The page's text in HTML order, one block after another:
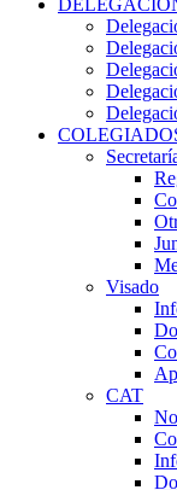
Visado
CAT